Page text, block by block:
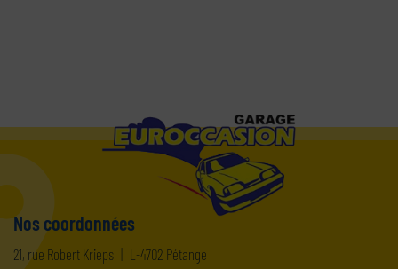
Nos coordonnées
21, rue Robert Krieps
L-4702 Pétange